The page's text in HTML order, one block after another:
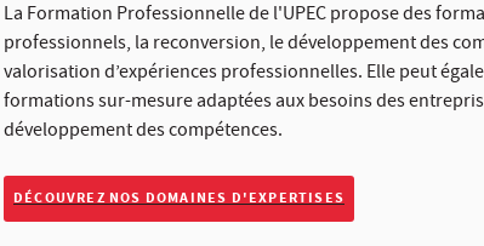
La Formation Professionnelle de l'UPEC propose des
professionnels, la reconversion, le développement des
valorisation d’expériences professionnelles. Elle peut
formations sur-mesure adaptées aux besoins des
développement des compétences.
DÉCOUVREZ NOS DOMAINES D'EXPERTISES